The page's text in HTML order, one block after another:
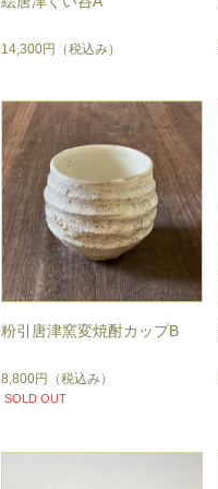
14,300円 （税込み）
粉引唐津窯変焼酎カップB
8,800円 （税込み）
SOLD OUT